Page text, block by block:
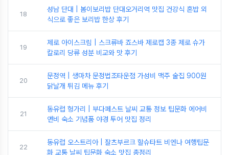
18
성남 단대 | 봄이보리밥 단대오거리역 맛집 건강식 혼밥 외
식으로 좋은 보리밥 한상 후기
19
제로 아이스크림 | 스크류바 죠스바 제로캡 3종 제로 슈가
칼로리 당류 성분 비교와 맛 후기
20
문정역 | 생마차 문정법조타운점 가성비 맥주 술집 900원
닭날개 튀김 메뉴 후기
21
동유럽 헝가리 | 부다페스트 날씨 교통 정보 팁문화 에어비
앤비 숙소 기념품 야경 투어 맛집 정리
22
동유럽 오스트리아 | 잘츠부르크 할슈타트 비엔나 여행팁문
화 교통 날씨 팁문화 숙소 맛집 총정리